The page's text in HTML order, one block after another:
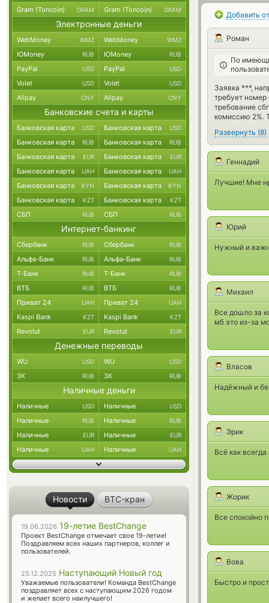
Добавить
Роман
По
Заявка ***,
требует номер
требование
комиссию 2%.
Развернуть (8)
Геннадий
Лучшие! Мне
Юрий
Нужный и
Михаил
Все дошло за
мб это из-за
Власов
Надёжный и
Эрик
Всё как
Жорик
Все спокойно
Вова
Быстро и
Gram (Toncoin) GRAM Gram (Toncoin) GRAM
Электронные деньги
WebMoney WMZ WebMoney WMZ
ЮMoney RUB ЮMoney RUB
PayPal USD PayPal USD
Volet USD Volet USD
Alipay CNY Alipay CNY
Банковские счета и карты
Банковская карта USD Банковская карта USD
Банковская карта RUB Банковская карта RUB
Банковская карта EUR Банковская карта EUR
Банковская карта UAH Банковская карта UAH
Банковская карта BYN Банковская карта BYN
Банковская карта KZT Банковская карта KZT
СБП RUB СБП RUB
Интернет-банкинг
Сбербанк RUB Сбербанк RUB
Альфа-Банк RUB Альфа-Банк RUB
Т-Банк RUB Т-Банк RUB
ВТБ RUB ВТБ RUB
Приват 24 UAH Приват 24 UAH
Kaspi Bank KZT Kaspi Bank KZT
Revolut EUR Revolut EUR
Денежные переводы
WU USD WU USD
ЗК RUB ЗК RUB
Наличные деньги
Наличные USD Наличные USD
Наличные RUB Наличные RUB
Наличные EUR Наличные EUR
Наличные UAH Наличные UAH
Новости BTC-кран
19.06.2026 19-летие BestChange
Проект BestChange отмечает свое 19-летие!
Поздравляем всех наших партнеров, коллег и
пользователей.
25.12.2025 Наступающий Новый год
Уважаемые пользователи! Команда BestChange
поздравляет всех с наступающим 2026 годом
и желает всего наилучшего!